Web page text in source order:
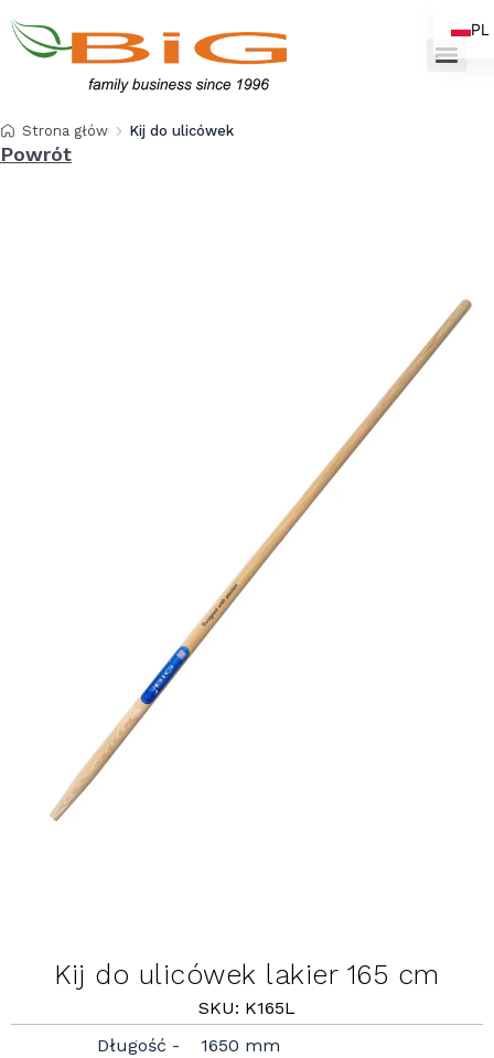
Strona główna Kij do ulicówek lakier 165 cm
Powrót
Kij do ulicówek lakier 165 cm
SKU: K165L
Długość
1650 mm
PL